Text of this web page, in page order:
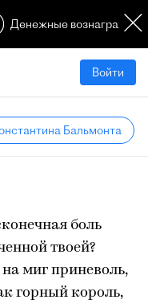
Денежные
Войти
Бальмонта
боль
твоей?
миг приневоль,
горный король,